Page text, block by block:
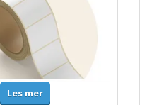
Les mer